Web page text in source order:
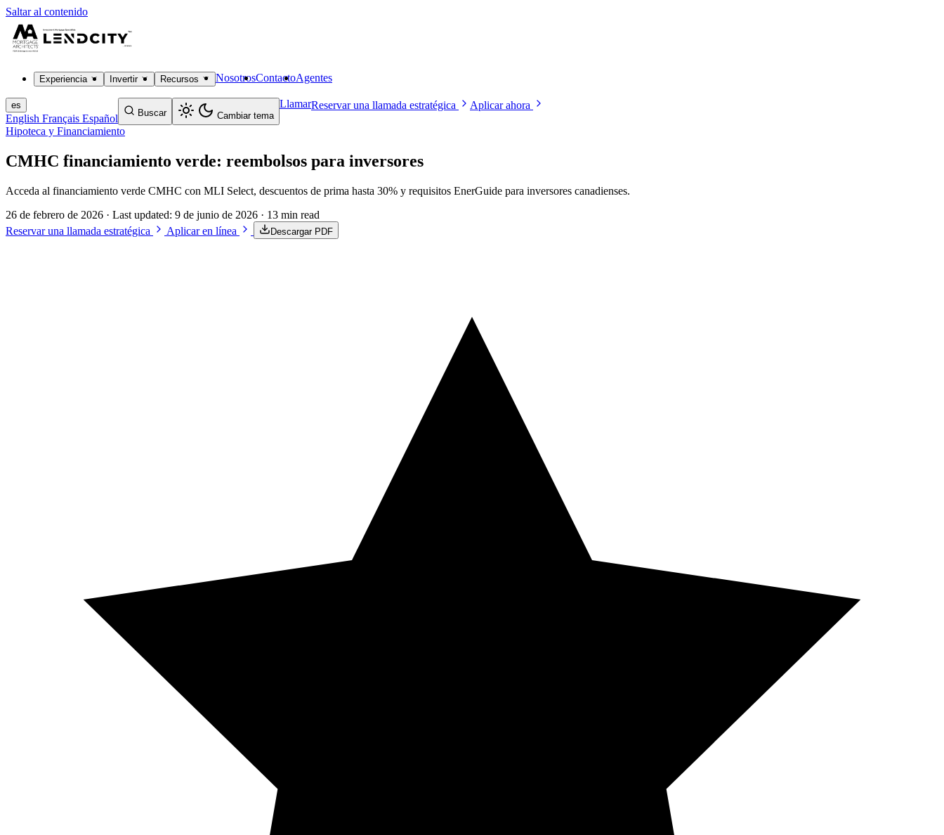
Saltar al contenido
Experiencia Invertir Recursos NosotrosContactoAgentes
es
English Français Español Buscar Cambiar tema
LlamarReservar una llamada estratégica Aplicar ahora
Hipoteca y Financiamiento
CMHC financiamiento verde: reembolsos para inversores
Acceda al financiamiento verde CMHC con MLI Select, descuentos de prima hasta 30% y requisitos EnerGuide para inversores canadienses.
26 de febrero de 2026 · Last updated: 9 de junio de 2026 · 13 min read
Reservar una llamada estratégica
Aplicar en línea Descargar PDF